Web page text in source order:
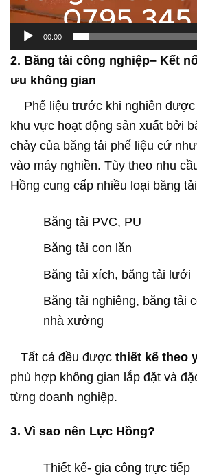
00:00
2. Băng tải công nghiệp– Kết
ưu không gian
Phế liệu trước khi nghiền được
khu vực hoạt động sản xuất bởi
chảy của băng tải phế liệu cứ
vào máy nghiền. Tùy theo nhu
Hồng cung cấp nhiều loại băng
Băng tải PVC, PU
Băng tải con lăn
Băng tải xích, băng tải lưới
Băng tải nghiêng, băng tải
nhà xưởng
Tất cả đều được thiết kế theo
phù hợp không gian lắp đặt và
từng doanh nghiệp.
3. Vì sao nên Lực Hồng?
Thiết kế- gia công trực tiếp